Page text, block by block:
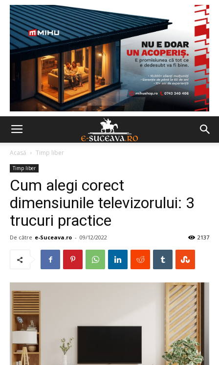
Acasă Timp liber
Timp liber
Cum alegi corect
dimensiunile televizorului: 3
trucuri practice
De către e-Suceava.ro - 09/12/2022 2137